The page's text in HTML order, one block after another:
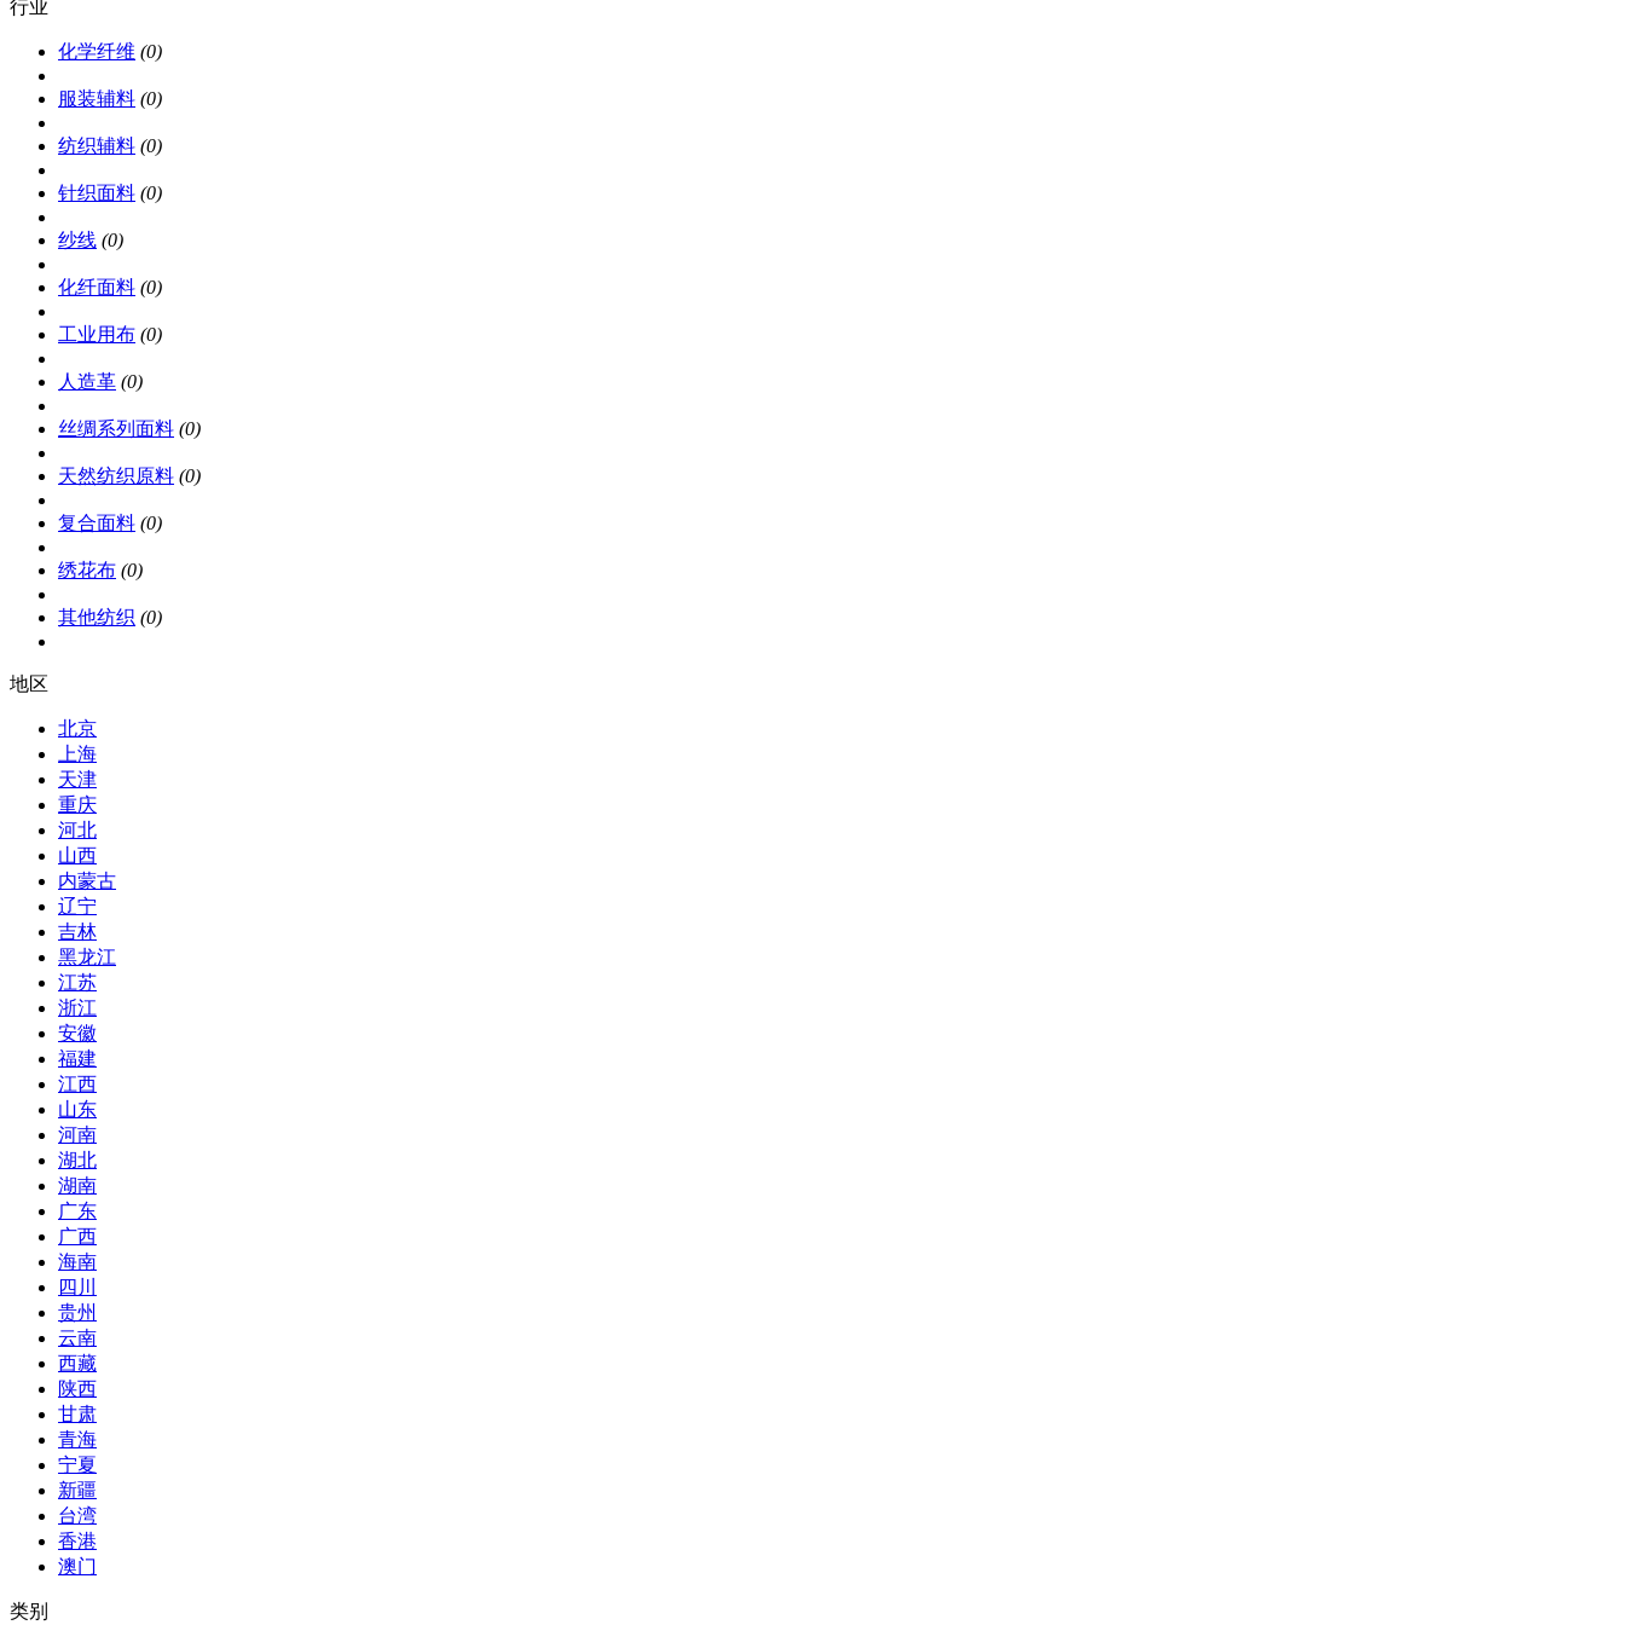
行业
化学纤维 (0)
服装辅料 (0)
纺织辅料 (0)
针织面料 (0)
纱线 (0)
化纤面料 (0)
工业用布 (0)
人造革 (0)
丝绸系列面料 (0)
天然纺织原料 (0)
复合面料 (0)
绣花布 (0)
其他纺织 (0)
地区
北京
上海
天津
重庆
河北
山西
内蒙古
辽宁
吉林
黑龙江
江苏
浙江
安徽
福建
江西
山东
河南
湖北
湖南
广东
广西
海南
四川
贵州
云南
西藏
陕西
甘肃
青海
宁夏
新疆
台湾
香港
澳门
类别